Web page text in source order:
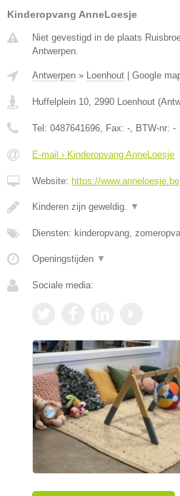
Kinderopvang AnneLoesje
Niet gevestigd in de plaats
Antwerpen.
Antwerpen » Loenhout Google
Huffelplein 10, 2990 Loenhout (
Tel: 0487641696, Fax: -, BTW-nr: -
E-mail › Kinderopvang AnneLoesje
Website: https://www.anneloesje.be
Kinderen zijn geweldig. ▼
Diensten: kinderopvang,
Openingstijden ▼
Sociale media: